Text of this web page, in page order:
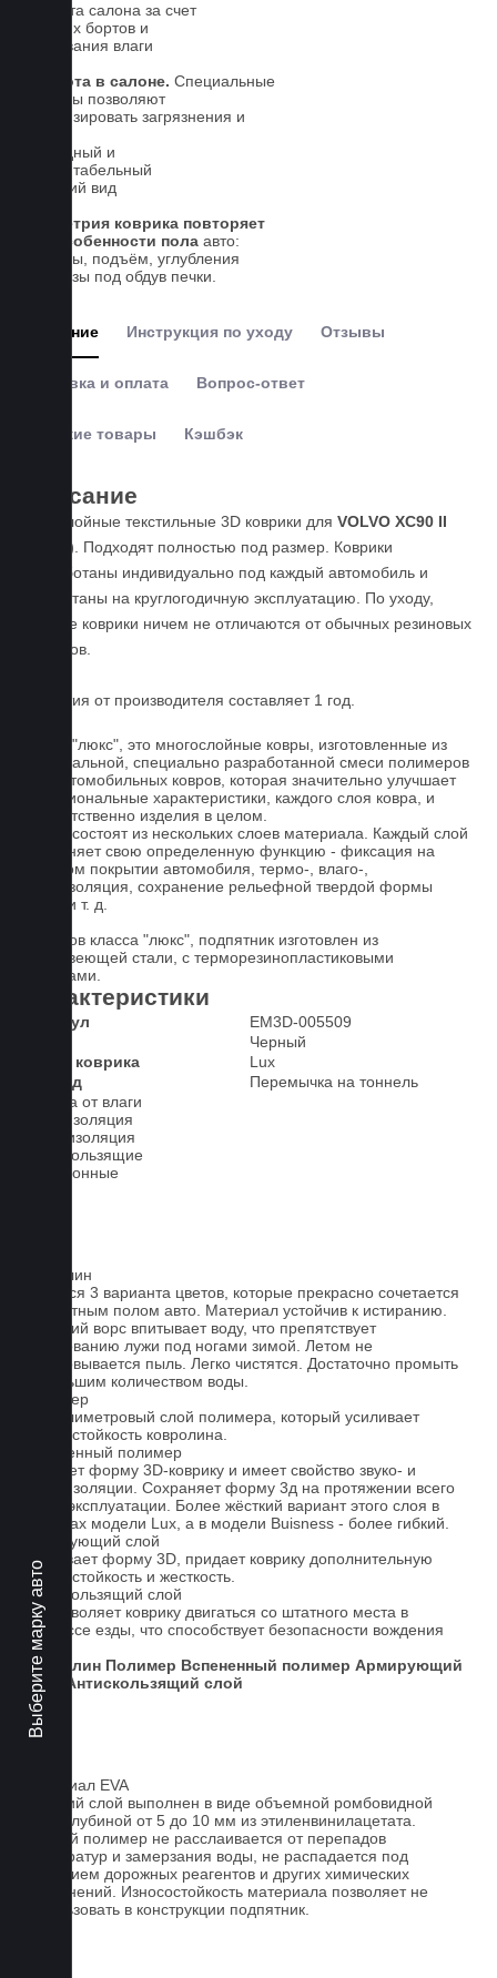
Выберите марку авто
Чистота салона за счет
высоких бортов и
впитывания влаги
Чистота в салоне. Специальные
выступы позволяют
локализировать загрязнения и
Солидный и
презентабельный
внешний вид
Геометрия коврика повторяет
все особенности пола авто:
выступы, подъём, углубления
и вырезы под обдув печки.
Описание Инструкция по уходу Отзывы
Доставка и оплата Вопрос-ответ
Похожие товары Кэшбэк
Описание
Пятислойные текстильные 3D коврики для VOLVO XC90 II
(2015-) . Подходят полностью под размер. Коврики
разработаны индивидуально под каждый автомобиль и
рассчитаны на круглогодичную эксплуатацию. По уходу,
данные коврики ничем не отличаются от обычных резиновых
ковриков.
Гарантия от производителя составляет 1 год.
Ковры "люкс", это многослойные ковры, изготовленные из
оригинальной, специально разработанной смеси полимеров
для автомобильных ковров, которая значительно улучшает
функциональные характеристики, каждого слоя ковра, и
соответственно изделия в целом.
Ковры состоят из нескольких слоев материала. Каждый слой
выполняет свою определенную функцию - фиксация на
штатном покрытии автомобиля, термо-, влаго-,
звукоизоляция, сохранение рельефной твердой формы
ковра и т. д.
У ковров класса "люкс", подпятник изготовлен из
нержавеющей стали, с терморезинопластиковыми
вставками.
Характеристики
Артикул
EM3D-005509
Черный
Класс коврика
Lux
2-й ряд
Перемычка на тоннель
Защита от влаги
Шумоизоляция
Теплоизоляция
Антискользящие
Всесезонные
Ковролин
Имеется 3 варианта цветов, которые прекрасно сочетается
со штатным полом авто. Материал устойчив к истиранию.
Короткий ворс впитывает воду, что препятствует
образованию лужи под ногами зимой. Летом не
образовывается пыль. Легко чистятся. Достаточно промыть
небольшим количеством воды.
Полимер
1-миллиметровый слой полимера, который усиливает
износостойкость ковролина.
Вспененный полимер
Придает форму 3D-коврику и имеет свойство звуко- и
теплоизоляции. Сохраняет форму 3д на протяжении всего
срока эксплуатации. Более жёсткий вариант этого слоя в
ковриках модели Lux, а в модели Buisness - более гибкий.
Армирующий слой
Усиливает форму 3D, придает коврику дополнительную
износостойкость и жесткость.
Антискользящий слой
Не позволяет коврику двигаться со штатного места в
процессе езды, что способствует безопасности вождения
авто.
Ковролин Полимер Вспененный полимер Армирующий
слой
Антискользящий слой
Материал EVA
Верхний слой выполнен в виде объемной ромбовидной
сетки глубиной от 5 до 10 мм из этиленвинилацетата.
Данный полимер не расслаивается от перепадов
температур и замерзания воды, не распадается под
действием дорожных реагентов и других химических
загрязнений. Износостойкость материала позволяет не
использовать в конструкции подпятник.